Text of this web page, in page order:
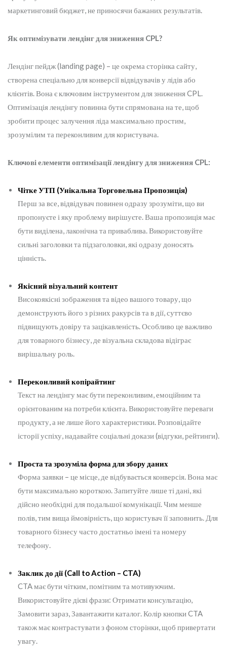
маркетинговий бюджет, не приносячи бажаних результатів.
Як оптимізувати лендінг для зниження CPL?
Лендінг пейдж (landing page) – це окрема сторінка сайту,
створена спеціально для конверсії відвідувачів у лідів або
клієнтів. Вона є ключовим інструментом для зниження CPL.
Оптимізація лендінгу повинна бути спрямована на те, щоб
зробити процес залучення ліда максимально простим,
зрозумілим та переконливим для користувача.
Ключові елементи оптимізації лендінгу для зниження CPL:
Чітке УТП (Унікальна Торговельна Пропозиція)
Перш за все, відвідувач повинен одразу зрозуміти, що ви
пропонуєте і яку проблему вирішуєте. Ваша пропозиція має
бути виділена, лаконічна та приваблива. Використовуйте
сильні заголовки та підзаголовки, які одразу доносять
цінність.
Якісний візуальний контент
Високоякісні зображення та відео вашого товару, що
демонструють його з різних ракурсів та в дії, суттєво
підвищують довіру та зацікавленість. Особливо це важливо
для товарного бізнесу, де візуальна складова відіграє
вирішальну роль.
Переконливий копірайтинг
Текст на лендінгу має бути переконливим, емоційним та
орієнтованим на потреби клієнта. Використовуйте переваги
продукту, а не лише його характеристики. Розповідайте
історії успіху, надавайте соціальні докази (відгуки, рейтинги).
Проста та зрозуміла форма для збору даних
Форма заявки – це місце, де відбувається конверсія. Вона має
бути максимально короткою. Запитуйте лише ті дані, які
дійсно необхідні для подальшої комунікації. Чим менше
полів, тим вища ймовірність, що користувач її заповнить. Для
товарного бізнесу часто достатньо імені та номеру
телефону.
Заклик до дії (Call to Action – CTA)
CTA має бути чітким, помітним та мотивуючим.
Використовуйте дієві фрази: Отримати консультацію,
Замовити зараз, Завантажити каталог. Колір кнопки CTA
також має контрастувати з фоном сторінки, щоб привертати
увагу.